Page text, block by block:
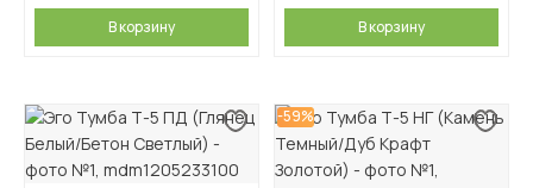
В корзину В корзину
-59%